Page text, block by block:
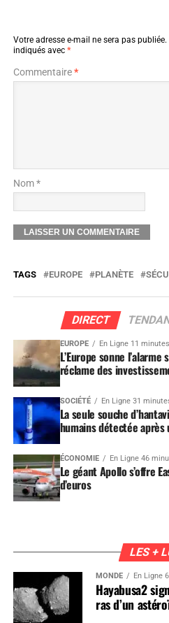
Votre adresse e-mail ne sera pas publiée.
indiqués avec *
Commentaire*
Nom *
TAGS EUROPE PLANÈTE
DIRECT
EUROPE En Ligne 11 minutes
L’Europe sonne
réclame des
SOCIÉTÉ En Ligne 31
La seule souche
humains détectée après
ÉCONOMIE En Ligne 46
Le géant Apollo s’offre
d’euros
LES +
MONDE En Ligne
Hayabusa2
ras d’un